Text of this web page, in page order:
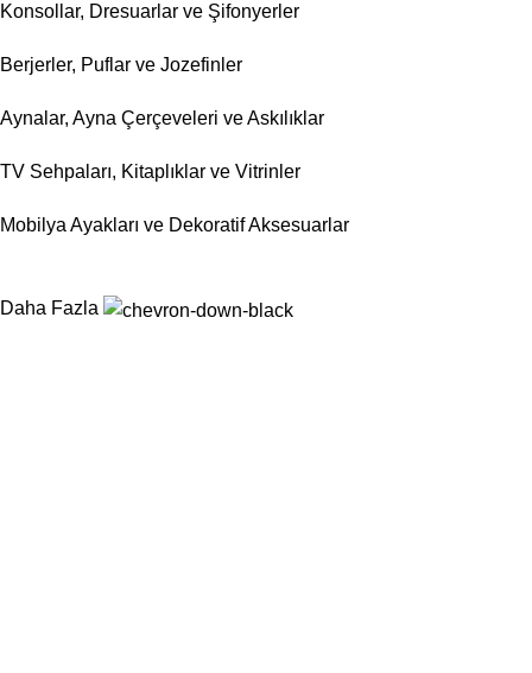
Konsollar, Dresuarlar ve Şifonyerler
Berjerler, Puflar ve Jozefinler
Aynalar, Ayna Çerçeveleri ve Askılıklar
TV Sehpaları, Kitaplıklar ve Vitrinler
Mobilya Ayakları ve Dekoratif Aksesuarlar
Daha Fazla